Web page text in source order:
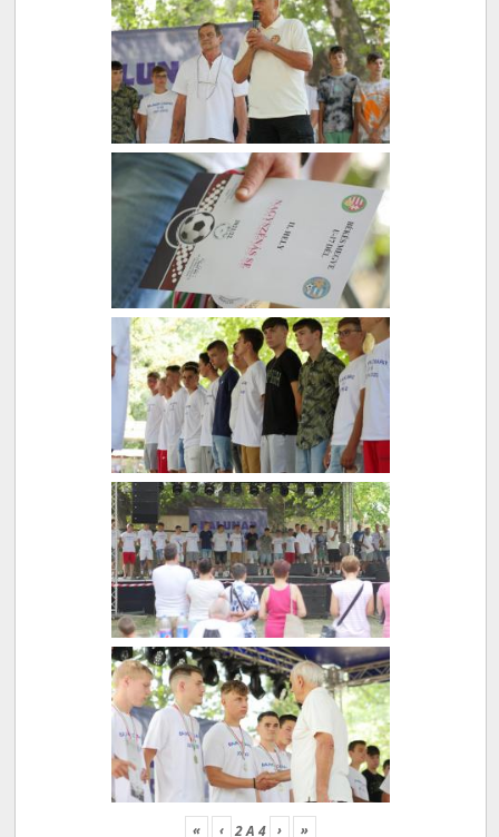
« ‹ 2A 4 › »